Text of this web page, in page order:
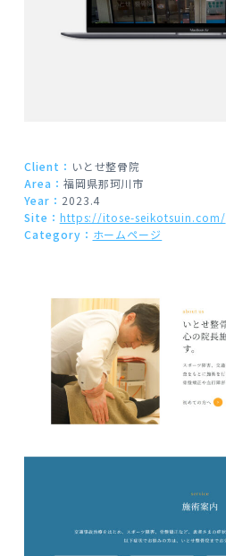
Client： いとせ整骨院
Area： 福岡県那珂川市
Year： 2023.4
Site： https://itose-seikotsuin.com/
Category： ホームページ